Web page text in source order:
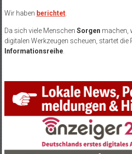
Wir haben berichtet.
Da sich viele Menschen Sorgen machen,
digitalen Werkzeugen scheuen, startet die
Informationsreihe.